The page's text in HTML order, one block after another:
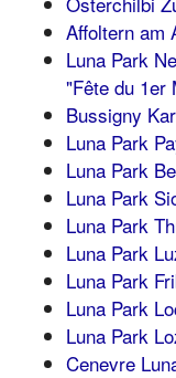
Affoltern am
Luna Park
"Fête du 1er
Bussigny
Luna Park
Luna Park
Luna Park
Luna Park
Luna Park
Luna Park
Luna Park
Luna Park
Cenevre